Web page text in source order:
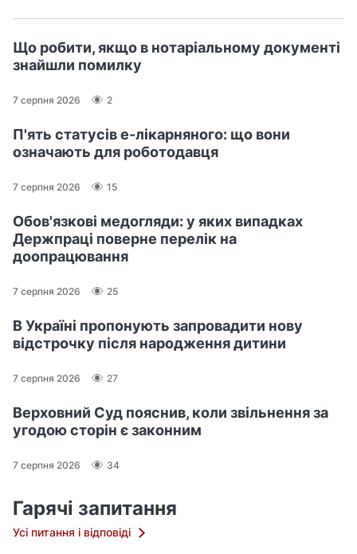
Що робити, якщо в нотаріальному документі
знайшли помилку
7 серпня 2026 2
П'ять статусів е-лікарняного: що вони
означають для роботодавця
7 серпня 2026 15
Обов'язкові медогляди: у яких випадках
Держпраці поверне перелік на
доопрацювання
7 серпня 2026 25
В Україні пропонують запровадити нову
відстрочку після народження дитини
7 серпня 2026 27
Верховний Суд пояснив, коли звільнення за
угодою сторін є законним
7 серпня 2026 34
Гарячі запитання
Усі питання і відповіді